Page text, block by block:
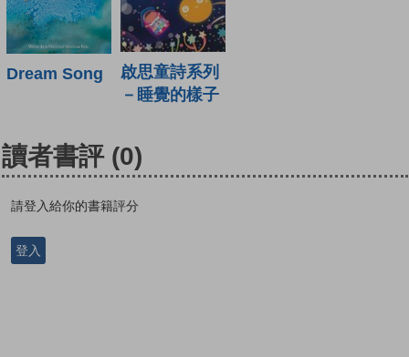
Dream Song
啟思童詩系列
－睡覺的樣子
讀者書評 (0)
請登入給你的書籍評分
登入